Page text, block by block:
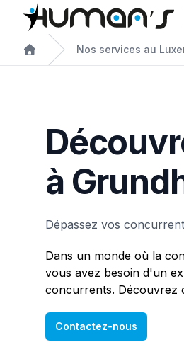
Nos services au
à
Dépassez vos
Dans un monde où la
vous avez besoin d'un
concurrents. Découvrez
Contactez-nous